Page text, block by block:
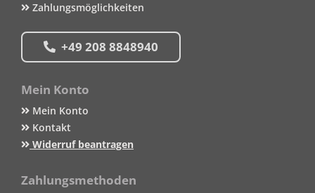
Zahlungsmöglichkeiten
+49 208 8848940
Mein Konto
Mein Konto
Kontakt
Widerruf beantragen
Zahlungsmethoden